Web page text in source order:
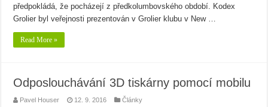
předpokládá, že pocházejí z předkolumbovského období. Kodex
Grolier byl veřejnosti prezentován v Grolier klubu v New …
Read More »
Odposlouchávání 3D tiskárny pomocí mobilu
Pavel Houser 12. 9. 2016 Články